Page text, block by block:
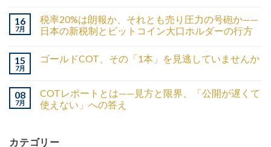
16
7月
税率20%は朗報か、それとも売り圧力の号砲か——
日本の新税制とビットコイン大口ホルダーの行方
15
7月
ゴールドCOT、その「1本」を見逃していませんか
08
7月
COTレポートとは——見方と限界、「公開が遅くて
使えない」への答え
カテゴリー